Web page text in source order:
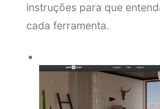
instruções para que
cada ferramenta.